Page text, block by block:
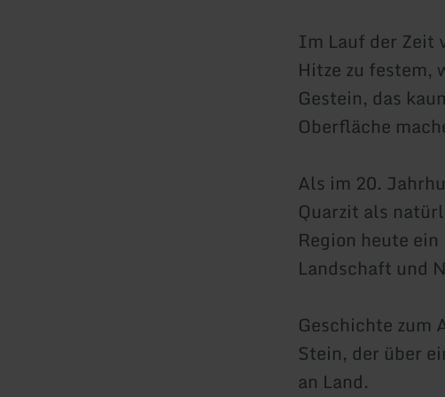
Im Lauf der Zeit
Hitze zu festem,
Gestein, das
Oberfläche
Als im 20.
Quarzit als
Region heute
Landschaft und
Geschichte zum
Stein, der über
an Land.